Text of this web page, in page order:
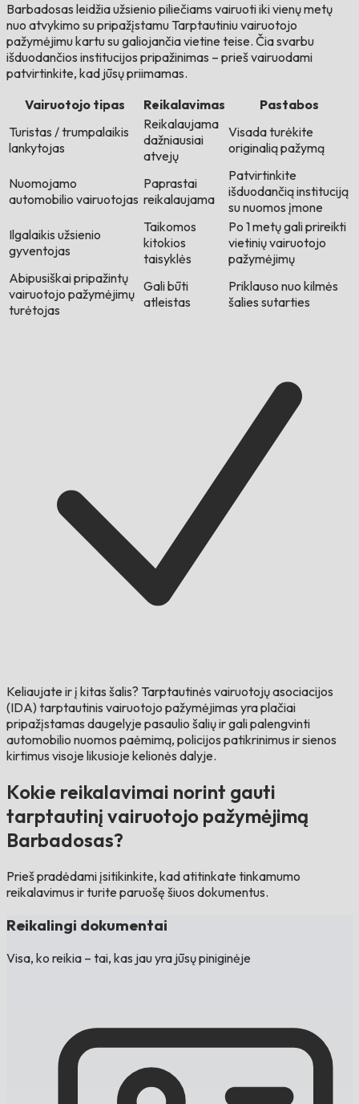
Barbadosas leidžia užsienio piliečiams vairuoti iki vienų metų
nuo atvykimo su pripažįstamu Tarptautiniu vairuotojo
pažymėjimu kartu su galiojančia vietine teise. Čia svarbu
išduodančios institucijos pripažinimas – prieš vairuodami
patvirtinkite, kad jūsų priimamas.
Vairuotojo tipas
Reikalavimas
Pastabos
Turistas / trumpalaikis
lankytojas
Reikalaujama
dažniausiai
atvejų
Visada turėkite
originalią pažymą
Nuomojamo
automobilio vairuotojas
Paprastai
reikalaujama
Patvirtinkite
išduodančią instituciją
su nuomos įmone
Ilgalaikis užsienio
gyventojas
Taikomos
kitokios
taisyklės
Po 1 metų gali prireikti
vietinių vairuotojo
pažymėjimų
Abipusiškai pripažintų
vairuotojo pažymėjimų
turėtojas
Gali būti
atleistas
Priklauso nuo kilmės
šalies sutarties
Keliaujate ir į kitas šalis? Tarptautinės vairuotojų asociacijos
(IDA) tarptautinis vairuotojo pažymėjimas yra plačiai
pripažįstamas daugelyje pasaulio šalių ir gali palengvinti
automobilio nuomos paėmimą, policijos patikrinimus ir sienos
kirtimus visoje likusioje kelionės dalyje.
Kokie reikalavimai norint gauti
tarptautinį vairuotojo pažymėjimą
Barbadosas?
Prieš pradėdami įsitikinkite, kad atitinkate tinkamumo
reikalavimus ir turite paruošę šiuos dokumentus.
Reikalingi dokumentai
Visa, ko reikia – tai, kas jau yra jūsų piniginėje